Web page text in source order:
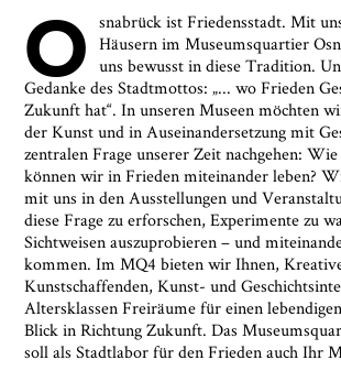
O snabrück ist Friedensstadt. Mit
Häusern im Museumsquartier
uns bewusst in diese Tradition.
Gedanke des Stadtmottos: „... wo Frieden
Zukunft hat“. In unseren Museen möchten
der Kunst und in Auseinandersetzung mit
zentralen Frage unserer Zeit nachgehen:
können wir in Frieden miteinander leben?
mit uns in den Ausstellungen und
diese Frage zu erforschen, Experimente zu
Sichtweisen auszuprobieren – und
kommen. Im MQ4 bieten wir Ihnen,
Kunstschaffenden, Kunst- und
Altersklassen Freiräume für einen
Blick in Richtung Zukunft. Das
soll als Stadtlabor für den Frieden auch Ihr